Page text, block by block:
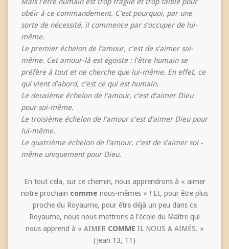
obéir à ce commandement. C’est pourquoi, par une
sorte de nécessité, il commence par s’occuper de lui-
même.
Le premier échelon de l’amour, c’est de s’aimer soi-
même. Cet amour-là est égoïste : l’être humain se
préfère à tout et ne cherche que lui-même. En effet, ce
qui vient d’abord, c’est ce qui est humain.
Le deuxième échelon de l’amour, c’est d’aimer Dieu
pour soi-même.
Le troisième échelon de l’amour c’est d’aimer Dieu pour
lui-même.
Le quatrième échelon de l’amour, c’est de s’aimer soi -
même uniquement pour Dieu.
En tout cela, sur ce chemin, nous apprendrons à « aimer
notre prochain comme nous-mêmes » ! Et, pour être plus
proche du Royaume, pour être déjà un peu dans ce
Royaume, nous nous mettrons à l’école du Maître qui
nous apprend à « AIMER COMME IL NOUS A AIMÉS. »
(Jean 13, 11)